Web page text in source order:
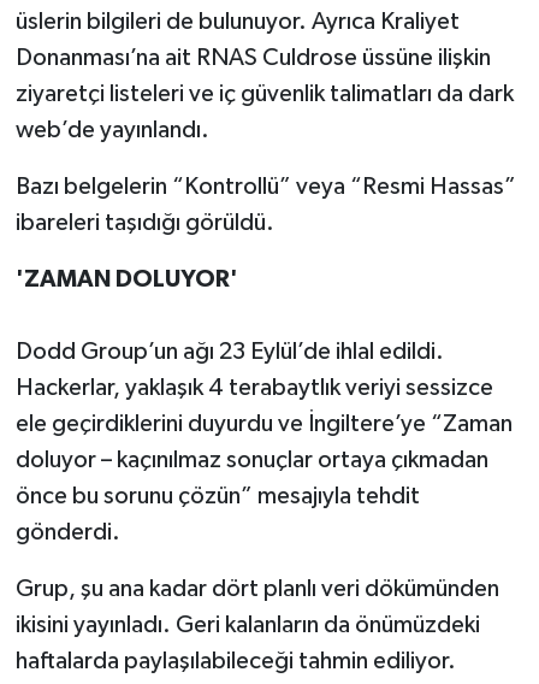
üslerin bilgileri de bulunuyor. Ayrıca Kraliyet
Donanması’na ait RNAS Culdrose üssüne ilişkin
ziyaretçi listeleri ve iç güvenlik talimatları da dark
web’de yayınlandı.
Bazı belgelerin “Kontrollü” veya “Resmi Hassas”
ibareleri taşıdığı görüldü.
'ZAMAN DOLUYOR'
Dodd Group’un ağı 23 Eylül’de ihlal edildi.
Hackerlar, yaklaşık 4 terabaytlık veriyi sessizce
ele geçirdiklerini duyurdu ve İngiltere’ye “Zaman
doluyor – kaçınılmaz sonuçlar ortaya çıkmadan
önce bu sorunu çözün” mesajıyla tehdit
gönderdi.
Grup, şu ana kadar dört planlı veri dökümünden
ikisini yayınladı. Geri kalanların da önümüzdeki
haftalarda paylaşılabileceği tahmin ediliyor.